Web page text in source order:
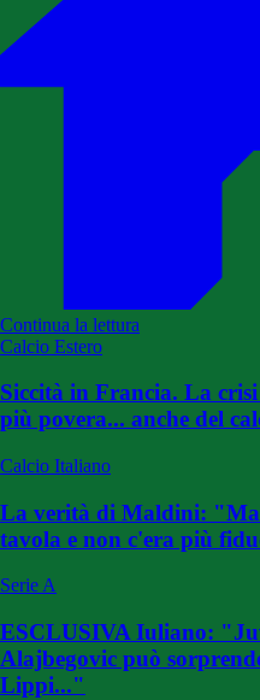
Continua la lettura
Calcio Estero
Siccità in Francia. La
più povera... anche del
Calcio Italiano
La verità di Maldini:
tavola e non c'era più
Serie A
ESCLUSIVA Iuliano:
Alajbegovic può
Lippi..."